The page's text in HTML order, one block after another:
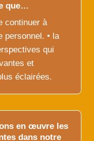
que…
continuer à
personnel. • la
qui
et
éclairées.
en œuvre les
dans notre